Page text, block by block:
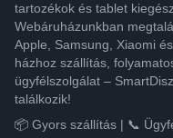
tartozékok és tablet
Webáruházunkban
Apple, Samsung, Xiaomi
házhoz szállítás,
ügyfélszolgálat –
találkozik!
📦 Gyors szállítás | 📞